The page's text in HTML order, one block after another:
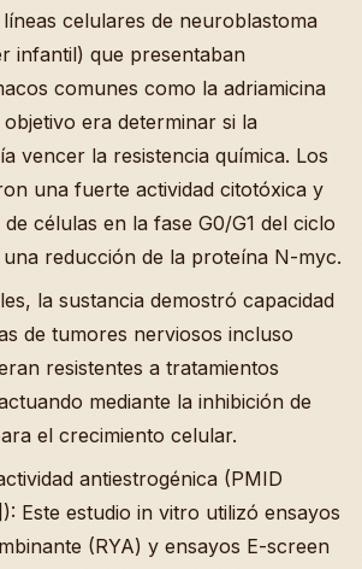
celulares de neuroblastoma
infantil) que presentaban
comunes como la adriamicina
era determinar si la
vencer la resistencia química. Los
una fuerte actividad citotóxica y
células en la fase G0/G1 del ciclo
reducción de la proteína N-myc.
la sustancia demostró capacidad
de tumores nerviosos incluso
resistentes a tratamientos
mediante la inhibición de
el crecimiento celular.
antiestrogénica (PMID
Este estudio in vitro utilizó ensayos
(RYA) y ensayos E-screen